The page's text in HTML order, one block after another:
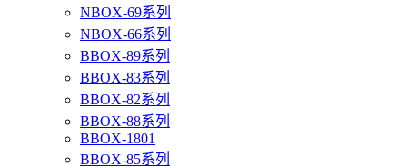
NBOX-69系列
NBOX-66系列
BBOX-89系列
BBOX-83系列
BBOX-82系列
BBOX-88系列
BBOX-1801
BBOX-85系列